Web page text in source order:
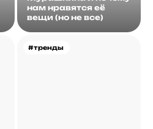
нам нравятся её
вещи (но не все)
#тренды